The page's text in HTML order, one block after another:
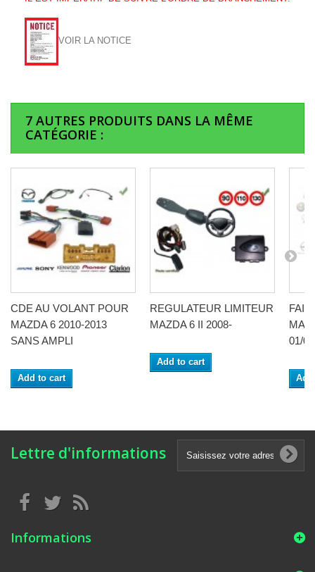
VOIR LA NOTICE
7 AUTRES PRODUITS DANS LA MÊME
CATÉGORIE :
CDE AU VOLANT POUR
MAZDA 6 2010-2013
SANS AMPLI
Add to cart
REGULATEUR LIMITEUR
MAZDA 6 II 2008-
Add to cart
01/08
Lettre d'informations
Informations